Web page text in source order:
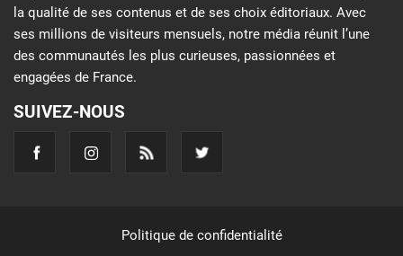
la qualité de ses contenus et de ses choix éditoriaux. Avec
ses millions de visiteurs mensuels, notre média réunit l’une
des communautés les plus curieuses, passionnées et
engagées de France.
SUIVEZ-NOUS
Politique de confidentialité